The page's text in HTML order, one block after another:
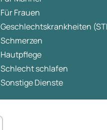
Für Frauen
Geschlechtskrankheiten
Schmerzen
Hautpflege
Schlecht schlafen
Sonstige Dienste